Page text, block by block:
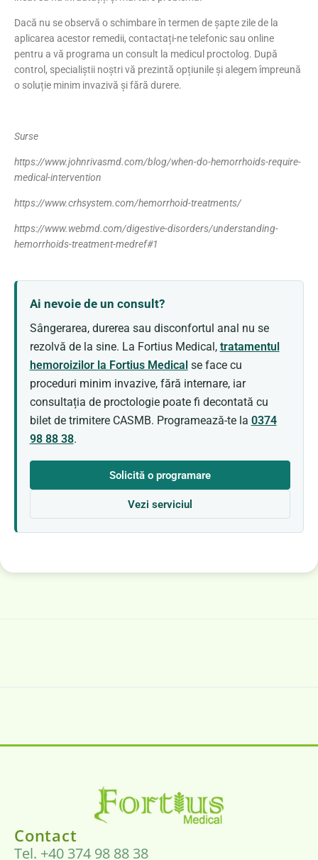
Dacă nu se observă o schimbare în termen de șapte zile de la
aplicarea acestor remedii, contactați-ne telefonic sau online
pentru a vă programa un consult la medicul proctolog. După
control, specialiștii noștri vă prezintă opțiunile și alegem împreună
o soluție minim invazivă și fără durere.
Surse
https://www.johnrivasmd.com/blog/when-do-hemorrhoids-require-
medical-intervention
https://www.crhsystem.com/hemorrhoid-treatments/
https://www.webmd.com/digestive-disorders/understanding-
hemorrhoids-treatment-medref#1
Ai nevoie de un consult?
Sângerarea, durerea sau disconfortul anal nu se
rezolvă de la sine. La Fortius Medical, tratamentul
hemoroizilor la Fortius Medicalse face cu
proceduri minim invazive, fără internare, iar
consultația de proctologie poate fi decontată cu
bilet de trimitere CASMB. Programează-te la 0374
98 88 38.
Solicită o programare
Vezi serviciul
Contact
Tel. +40 374 98 88 38